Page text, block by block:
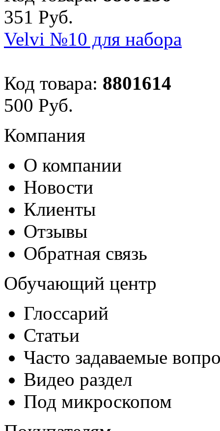
351 Руб.
Velvi №10 для набора
Код товара: 8801614
500 Руб.
Компания
О компании
Новости
Клиенты
Отзывы
Обратная связь
Обучающий центр
Глоссарий
Статьи
Часто задаваемые
Видео раздел
Под микроскопом